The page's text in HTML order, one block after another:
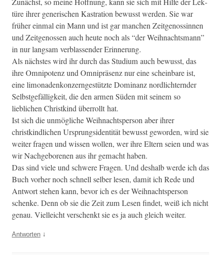
türe ihrer gener­ischen Kas­tra­tion bewusst wer­den. Sie war
früher ein­mal ein Mann und ist gar manchen Zeitgenossin­nen
und Zeitgenossen auch heute noch als “der Wei­h­nachts­mann”
in nur langsam verblassender Erinnerung.
Als näch­stes wird ihr durch das Studi­um auch bewusst, das
ihre Omnipotenz und Omnipräsenz nur eine schein­bare ist,
eine limon­adenkonz­erngestützte Dom­i­nanz nordlichtern­der
Selb­st­ge­fäl­ligkeit, die den armen Süden mit seinem so
lieblichen Christkind über­rollt hat.
Ist sich die unmögliche Wei­h­nachtsper­son aber ihrer
christkindlichen Ursprungsi­den­tität bewusst gewor­den, wird sie
weit­er fra­gen und wis­sen wollen, wer ihre Eltern seien und was
wir Nachge­bore­nen aus ihr gemacht haben.
Das sind viele und schwere Fra­gen. Und deshalb werde ich das
Buch vorher noch schnell sel­ber lesen, damit ich Rede und
Antwort ste­hen kann, bevor ich es der Wei­h­nachtsper­son
schenke. Denn ob sie die Zeit zum Lesen find­et, weiß ich nicht
genau. Vielle­icht ver­schenkt sie es ja auch gle­ich weiter.
Antworten ↓